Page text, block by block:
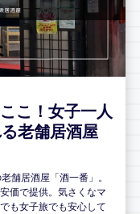
こ！女子一人
老舗居酒屋
舗居酒屋「酒一番」。
価で提供。気さくなマ
も女子旅でも安心して